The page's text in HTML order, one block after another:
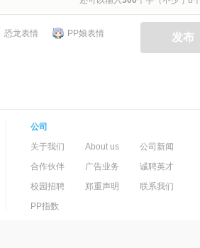
发布
恐龙表情 PP娘表情
公司
关于我们
About us
公司新闻
合作伙伴
广告业务
诚聘英才
校园招聘
郑重声明 联系我们
PP指数